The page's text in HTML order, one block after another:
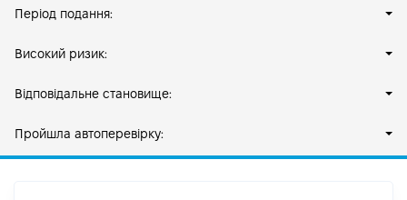
Період подання:
Високий ризик:
Відповідальне становище:
Пройшла автоперевірку: